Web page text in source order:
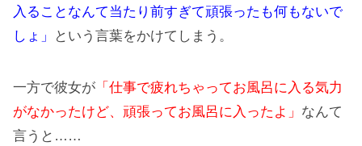
入ることなんて当たり前すぎて頑張ったも何もないで
しょ」
という言葉をかけてしまう。
一方で彼女が 「仕事で疲れちゃってお風呂に入る気力
がなかったけど、頑張ってお風呂に入ったよ」 なんて
言うと……